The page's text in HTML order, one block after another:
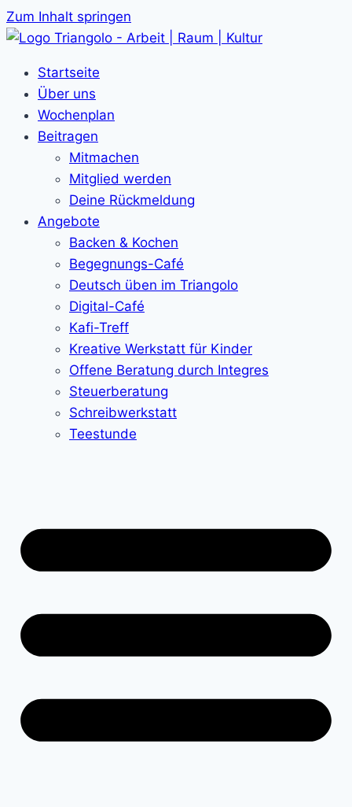
Zum Inhalt springen
Startseite
Über uns
Wochenplan
Beitragen
Mitmachen
Mitglied werden
Deine Rückmeldung
Angebote
Backen & Kochen
Begegnungs-Café
Deutsch üben im Triangolo
Digital-Café
Kafi-Treff
Kreative Werkstatt für Kinder
Offene Beratung durch Integres
Steuerberatung
Schreibwerkstatt
Teestunde